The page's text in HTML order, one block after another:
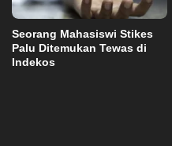
Seorang Mahasiswi Stikes
Palu Ditemukan Tewas di
Indekos